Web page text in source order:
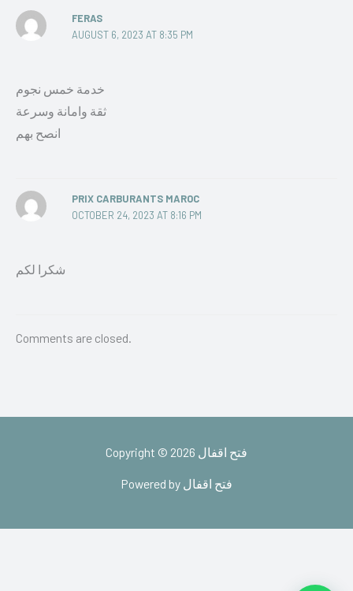
FERAS
AUGUST 6, 2023 AT 8:35 PM
خدمة خمس نجوم
ثقة وامانة وسرعة
انصح بهم
PRIX CARBURANTS MAROC
OCTOBER 24, 2023 AT 8:16 PM
شكرا لكم
Comments are closed.
Copyright © 2026 فتح اقفال
Powered by فتح اقفال